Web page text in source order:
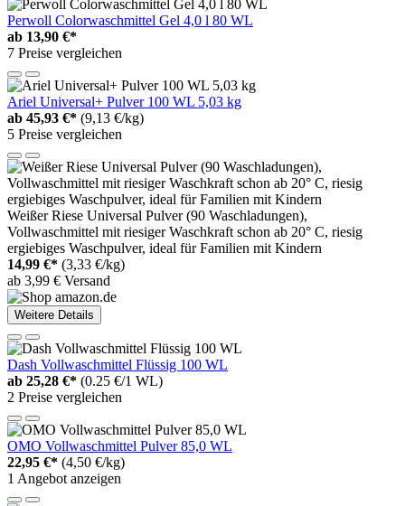
Perwoll Colorwaschmittel Gel 4,0 l 80 WL
ab 13,90 €*
7 Preise vergleichen
Ariel Universal+ Pulver 100 WL 5,03 kg
ab 45,93 €* (9,13 €/kg)
5 Preise vergleichen
Weißer Riese Universal Pulver (90 Waschladungen),
Vollwaschmittel mit riesiger Waschkraft schon ab 20° C, riesig
ergiebiges Waschpulver, ideal für Familien mit Kindern
14,99 €* (3,33 €/kg)
ab 3,99 € Versand
Weitere Details
Dash Vollwaschmittel Flüssig 100 WL
ab 25,28 €* (0.25 €/1 WL)
2 Preise vergleichen
OMO Vollwaschmittel Pulver 85,0 WL
22,95 €* (4,50 €/kg)
1 Angebot anzeigen